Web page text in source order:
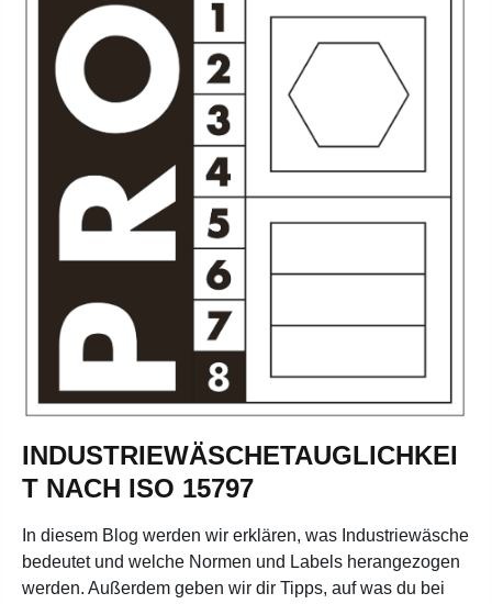
INDUSTRIEWÄSCHETAUGLICHKEI
T NACH ISO 15797
In diesem Blog werden wir erklären, was Industriewäsche
bedeutet und welche Normen und Labels herangezogen
werden. Außerdem geben wir dir Tipps, auf was du bei